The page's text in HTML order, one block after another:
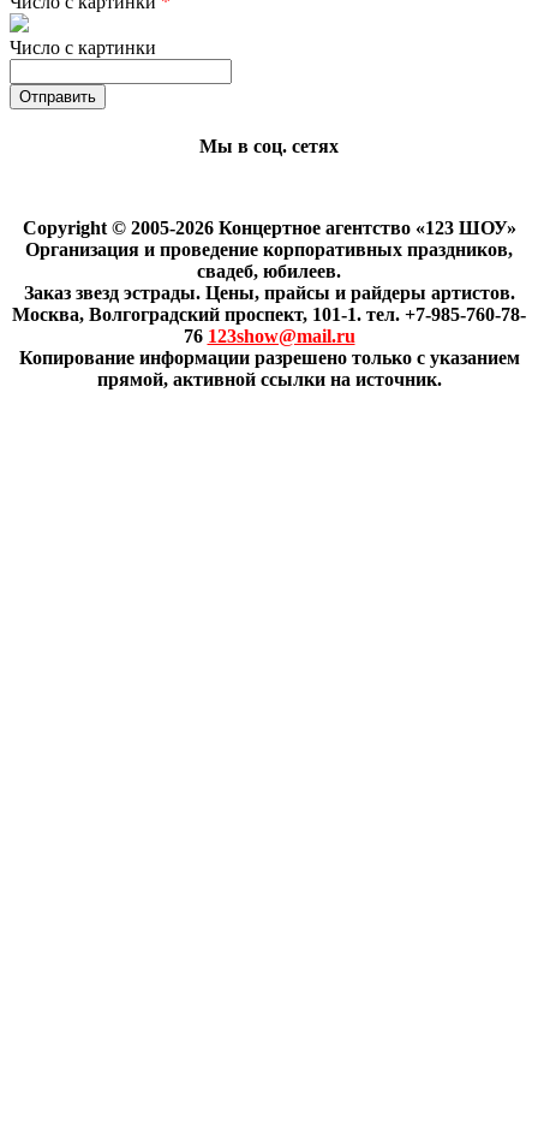
Число с картинки
Мы в соц. сетях
Copyright © 2005-2026 Концертное агентство «123 ШОУ»
Организация и проведение корпоративных праздников,
свадеб, юбилеев.
Заказ звезд эстрады. Цены, прайсы и райдеры артистов.
Москва, Волгоградский проспект, 101-1. тел. +7-985-760-78-
76 123show@mail.ru
Копирование информации разрешено только с указанием
прямой, активной ссылки на источник.